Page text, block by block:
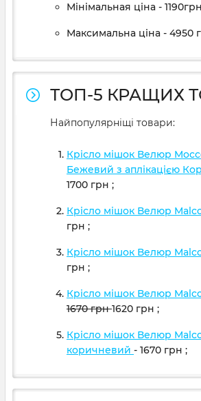
Мінімальная ціна -
Максимальна ціна - 4950
ТОП-5 КРАЩИХ
Найпопулярніщі товари:
Крісло мішок Велюр
Бежевий з аплікацією
1700 грн ;
Крісло мішок Велюр
грн ;
Крісло мішок Велюр
грн ;
Крісло мішок Велюр
1670грн1620 грн ;
Крісло мішок Велюр
коричневий - 1670 грн ;